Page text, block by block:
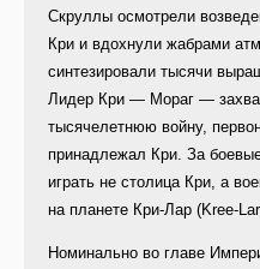
Скруллы осмотрели
Кри и вдохнули жабрами
синтезировали тысячи
Лидер Кри — Мораг —
тысячелетнюю войну,
принадлежал Кри. За
играть не столица Кри, а
на планете Кри-Лар (Kree-
Номинально во главе